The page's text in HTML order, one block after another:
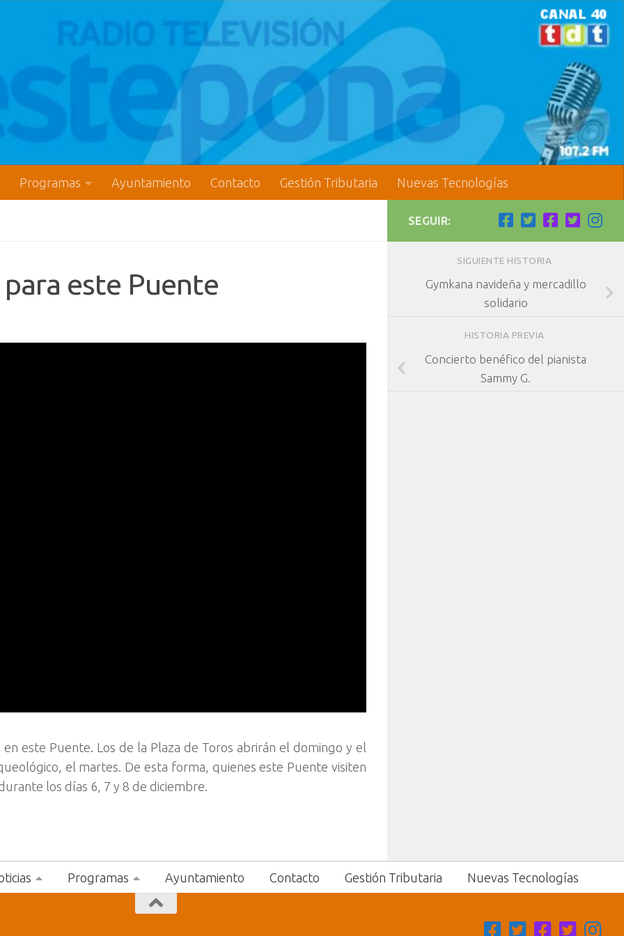
Programas Ayuntamiento Contacto Gestión Tributaria Nuevas Tecnologías
este Puente
este Puente. Los de la Plaza de Toros abrirán el domingo y el
el martes. De esta forma, quienes este Puente visiten
los días 6, 7 y 8 de diciembre.
SEGUIR:
SIGUIENTE HISTORIA
Gymkana navideña y mercadillo
solidario
HISTORIA PREVIA
Concierto benéfico del pianista
Sammy G.
Programas Ayuntamiento Contacto Gestión Tributaria Nuevas Tecnologías